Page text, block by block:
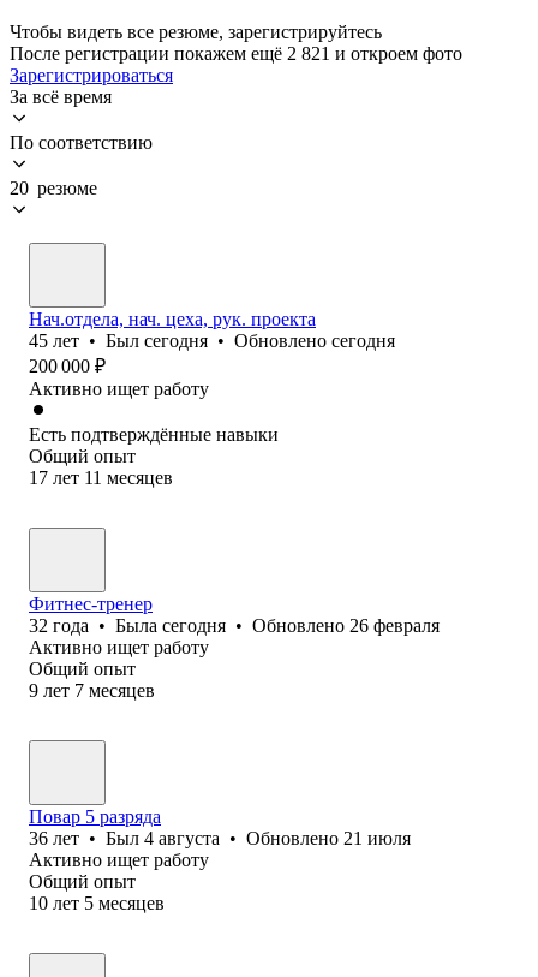
Чтобы видеть все резюме, зарегистрируйтесь
После регистрации покажем ещё 2 821 и откроем фото
Зарегистрироваться
За всё время
По соответствию
20 резюме
Нач.отдела, нач. цеха, рук. проекта
45 лет • Был сегодня • Обновлено сегодня
200 000 ₽
Активно ищет работу
Есть подтверждённые навыки
Общий опыт
17 лет 11 месяцев
Фитнес-тренер
32 года • Была сегодня • Обновлено 26 февраля
Активно ищет работу
Общий опыт
9 лет 7 месяцев
Повар 5 разряда
36 лет • Был 4 августа • Обновлено 21 июля
Активно ищет работу
Общий опыт
10 лет 5 месяцев